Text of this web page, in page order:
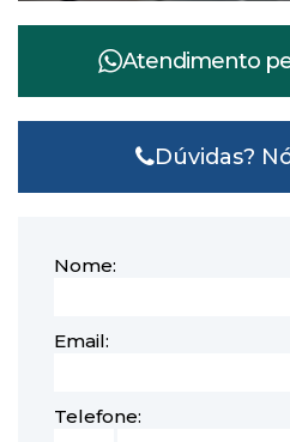
Atendimento
Dúvidas?
Nome:
Email:
Telefone: